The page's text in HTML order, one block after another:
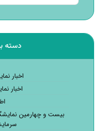
دسته
اخبار
اخبار
بیست و چهارمین